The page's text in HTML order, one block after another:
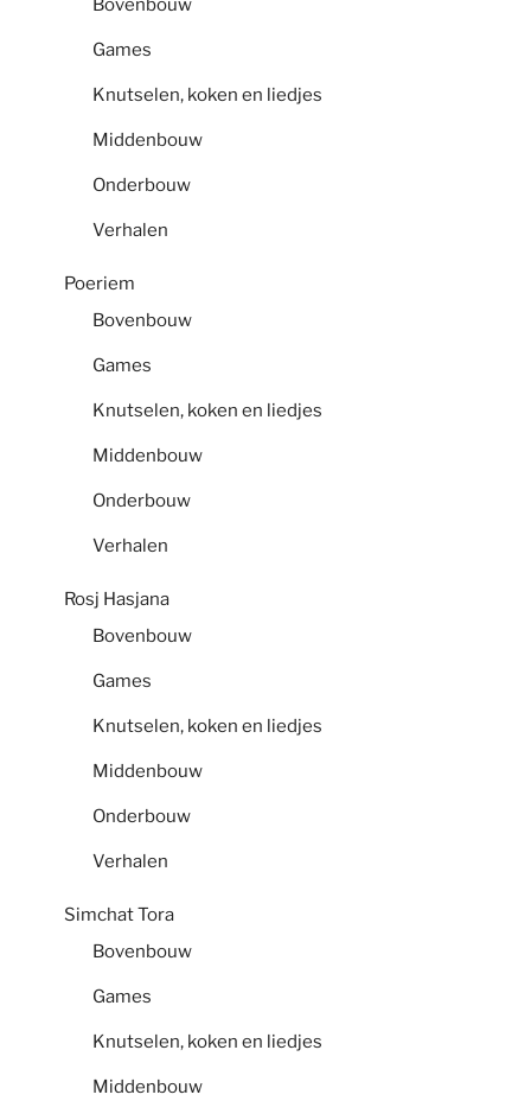
Bovenbouw
Games
Knutselen, koken en liedjes
Middenbouw
Onderbouw
Verhalen
Poeriem
Bovenbouw
Games
Knutselen, koken en liedjes
Middenbouw
Onderbouw
Verhalen
Rosj Hasjana
Bovenbouw
Games
Knutselen, koken en liedjes
Middenbouw
Onderbouw
Verhalen
Simchat Tora
Bovenbouw
Games
Knutselen, koken en liedjes
Middenbouw